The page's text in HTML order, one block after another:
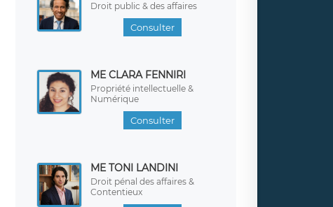
Droit public & des affaires
Consulter
ME CLARA FENNIRI
Propriété intellectuelle &
Numérique
Consulter
ME TONI LANDINI
Droit pénal des affaires &
Contentieux